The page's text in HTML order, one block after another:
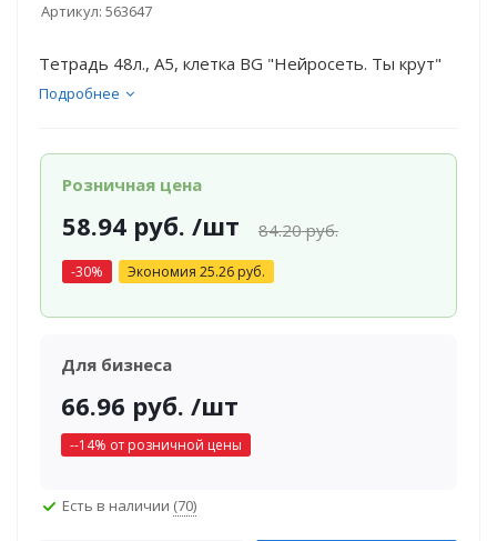
Артикул: 563647
Тетрадь 48л., А5, клетка BG "Нейросеть. Ты крут"
Подробнее
Розничная цена
58.94руб. /шт 84.20руб.
-30% Экономия 25.26руб.
Для бизнеса
66.96 руб. /шт
--14% от розничной цены
Есть в наличии (70)